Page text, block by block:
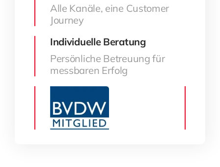
Alle Kanäle, eine Customer
Journey
Individuelle Beratung
Persönliche Betreuung für
messbaren Erfolg